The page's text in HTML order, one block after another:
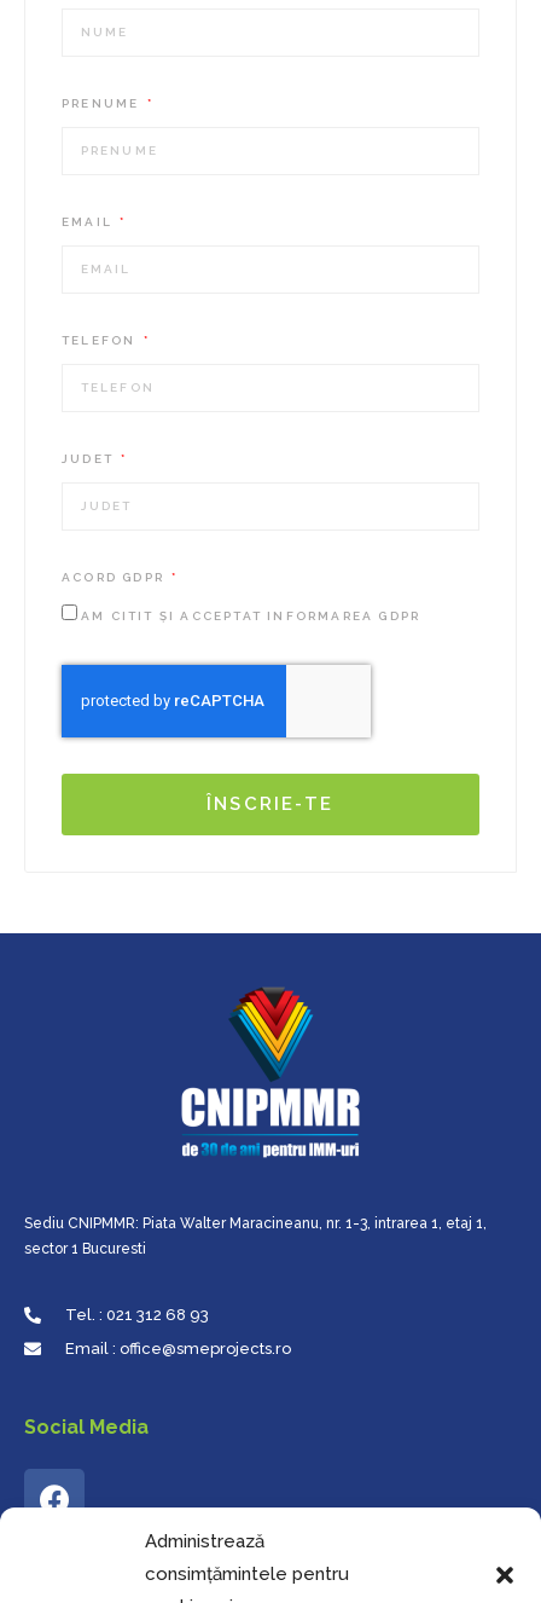
Administrează
consimțămintele pentru
PRENUME
EMAIL
TELEFON
JUDET
ACORD GDPR
AM CITIT ȘI ACCEPTAT INFORMAREA GDPR
ÎNSCRIE-TE
Sediu CNIPMMR: Piata Walter Maracineanu, nr. 1-3, intrarea 1, etaj 1,
sector 1 Bucuresti
Tel. : 021 312 68 93
Email : office@smeprojects.ro
Social Media